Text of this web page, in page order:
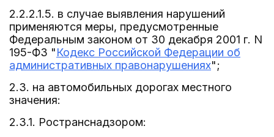
2.2.2.1.5. в случае выявления нарушений
применяются меры, предусмотренные
Федеральным законом от 30 декабря 2001 г. N
195-ФЗ "Кодекс Российской Федерации об
административных правонарушениях";
2.3. на автомобильных дорогах местного
значения:
2.3.1. Ространснадзором: